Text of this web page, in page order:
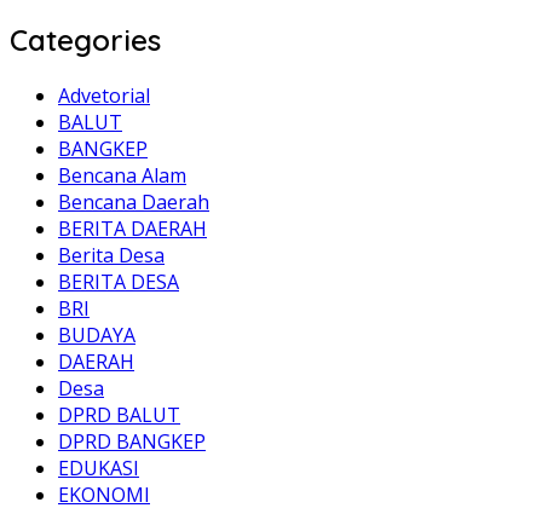
Categories
Advetorial
BALUT
BANGKEP
Bencana Alam
Bencana Daerah
BERITA DAERAH
Berita Desa
BERITA DESA
BRI
BUDAYA
DAERAH
Desa
DPRD BALUT
DPRD BANGKEP
EDUKASI
EKONOMI